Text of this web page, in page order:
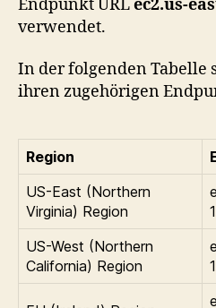
Endpunkt URLec2.us-
verwendet.
In der folgenden Tabelle
ihren zugehörigen
Region
US-East (Northern
Virginia) Region
US-West (Northern
California) Region